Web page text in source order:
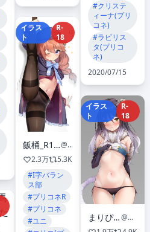
イラス
ト
R-
18
飯桶_R18垢🔞 C107-火曜日-東７-Ｎ04b
@sioconsole1
2.3万
5.3K
#I字バラン
ス部
#プリコネR
#プリコネ
#ユニ
#クリステ
ィーナ(プリ
コネ)
#ラビリス
タ(プリコ
ネ)
2020/07/15
イラス
ト
R-
18
まりぴ 土曜西め69b
@Mali_apex